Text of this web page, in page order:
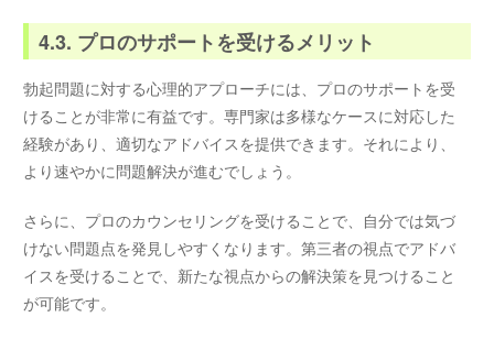
4.3. プロのサポートを受けるメリット
勃起問題に対する心理的アプローチには、プロのサポートを受
けることが非常に有益です。専門家は多様なケースに対応した
経験があり、適切なアドバイスを提供できます。それにより、
より速やかに問題解決が進むでしょう。
さらに、プロのカウンセリングを受けることで、自分では気づ
けない問題点を発見しやすくなります。第三者の視点でアドバ
イスを受けることで、新たな視点からの解決策を見つけること
が可能です。